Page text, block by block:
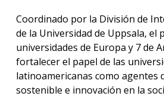
Coordinado por la División de
de la Universidad de Uppsala, el
universidades de Europa y 7 de
fortalecer el papel de las
latinoamericanas como agentes
sostenible e innovación en la